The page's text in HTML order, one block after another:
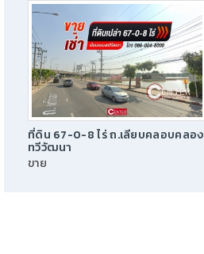
ที่ดิน 67-0-8 ไร่ ถ.เลียบคลอบคลอง
ทวีวัฒนา
ขาย